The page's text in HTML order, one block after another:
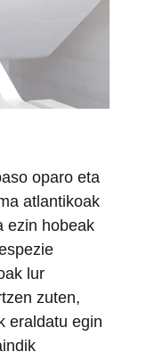
oparo eta
atlantikoak
ezin hobeak
lur
zuten,
eraldatu egin